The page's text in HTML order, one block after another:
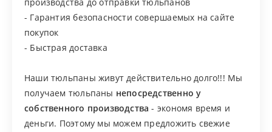
- Гарантия безопасности совершаемых на сайте
покупок
- Быстрая доставка
Наши тюльпаны живут действительно долго!!! Мы
получаем тюльпаны непосредственно у
собственного производства- экономя время и
деньги. Поэтому мы можем предложить свежие